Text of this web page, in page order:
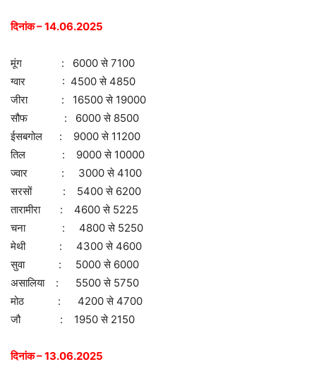
दिनांक – 14.06.2025
मूंग : 6000 से 7100
ग्वार : 4500 से 4850
जीरा : 16500 से 19000
सौफ : 6000 से 8500
ईसबगोल : 9000 से 11200
तिल : 9000 से 10000
ज्वार : 3000 से 4100
सरसों : 5400 से 6200
तारामीरा : 4600 से 5225
चना : 4800 से 5250
मेथी : 4300 से 4600
सुवा : 5000 से 6000
असालिया : 5500 से 5750
मोठ : 4200 से 4700
जौ : 1950 से 2150
दिनांक – 13.06.2025